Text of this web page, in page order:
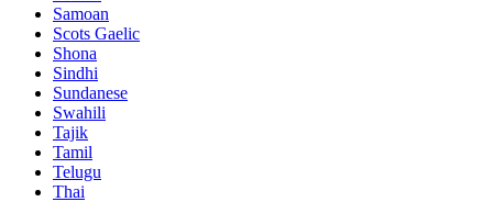
Samoan
Scots Gaelic
Shona
Sindhi
Sundanese
Swahili
Tajik
Tamil
Telugu
Thai